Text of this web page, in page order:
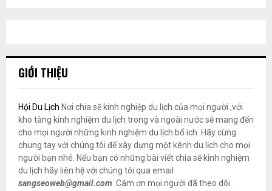
GIỚI THIỆU
Hội Du Lịch Nơi chia sẽ kinh nghiệp du lịch của mọi người ,với
kho tàng kinh nghiệm du lịch trong và ngoài nước sẽ mang đến
cho mọi người những kinh nghiệm du lịch bổ ích .Hãy cùng
chung tay với chúng tôi để xây dựng một kênh du lịch cho mọi
người bạn nhé. Nếu bạn có những bài viết chia sẽ kinh nghiệm
du lịch hãy liên hệ với chúng tôi qua email
sangseoweb@gmail.com .Cám ơn mọi người đã theo dõi .